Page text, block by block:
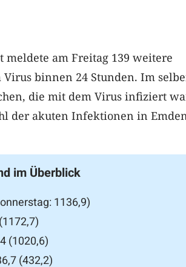
meldete am Freitag 139 weitere
binnen 24 Stunden. Im
die mit dem Virus infiziert
der akuten Infektionen in
im Überblick
1136,9)
(1020,6)
(432,2)